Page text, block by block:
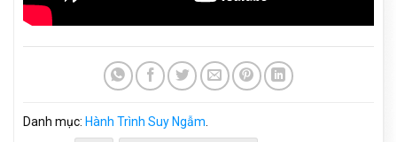
Danh mục: Hành Trình Suy Ngẫm